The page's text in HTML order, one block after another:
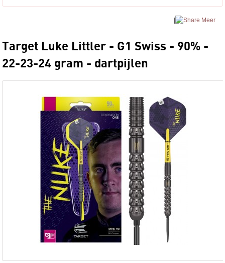
Meer
Target Luke Littler - G1 Swiss - 90% -
22-23-24 gram - dartpijlen